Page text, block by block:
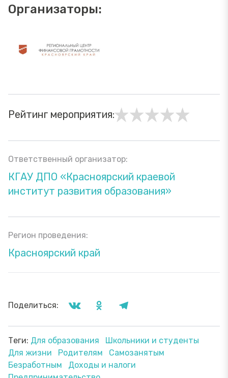
Организаторы:
Рейтинг мероприятия:
Ответственный организатор:
КГАУ ДПО «Красноярский краевой
институт развития образования»
Регион проведения:
Красноярский край
Поделиться:
Теги: Для образования
Школьники и студенты
Для жизни
Родителям
Самозанятым
Безработным
Доходы и налоги